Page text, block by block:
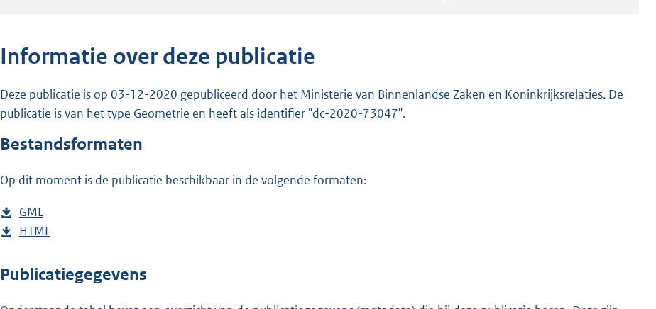
n
Informatie over deze publicatie
Deze publicatie is op 03-12-2020 gepubliceerd door het Ministerie van Binnenlandse Zaken en Koninkrijksrelaties. De
publicatie is van het type Geometrie en heeft als identifier "dc-2020-73047".
Bestandsformaten
Op dit moment is de publicatie beschikbaar in de volgende formaten:
D
o
n
GML
e
t
D
w
HTML
s
Publicatiegegevens